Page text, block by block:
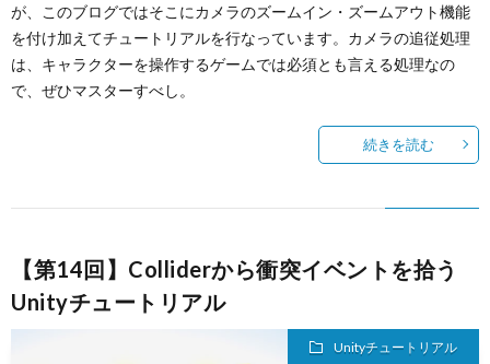
が、このブログではそこにカメラのズームイン・ズームアウト機能
を付け加えてチュートリアルを行なっています。カメラの追従処理
は、キャラクターを操作するゲームでは必須とも言える処理なの
で、ぜひマスターすべし。
続きを読む
【第14回】Colliderから衝突イベントを拾う
Unityチュートリアル
Unityチュートリアル